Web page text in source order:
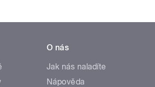
O nás
Jak nás naladíte
Nápověda